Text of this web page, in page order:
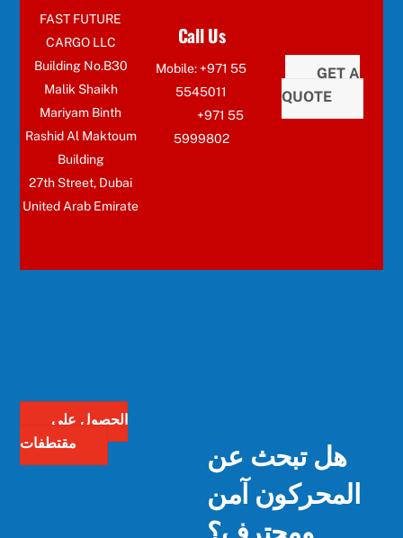
FAST FUTURE
CARGO LLC
Building No.B30
Malik Shaikh
Mariyam Binth
Rashid Al Maktoum
Building
27th Street, Dubai
United Arab Emirate
Call Us
Mobile: +971 55
5545011
+971 55
5999802
GET A
QUOTE
الحصول على
مقتطفات
هل تبحث عن
المحركون آمن
ومحترف؟